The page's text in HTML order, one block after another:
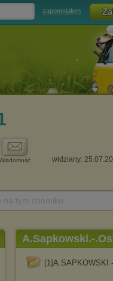
zapomniałem
widziany:
A.Sapkowski.-
[1]A.SAPKOWSKI